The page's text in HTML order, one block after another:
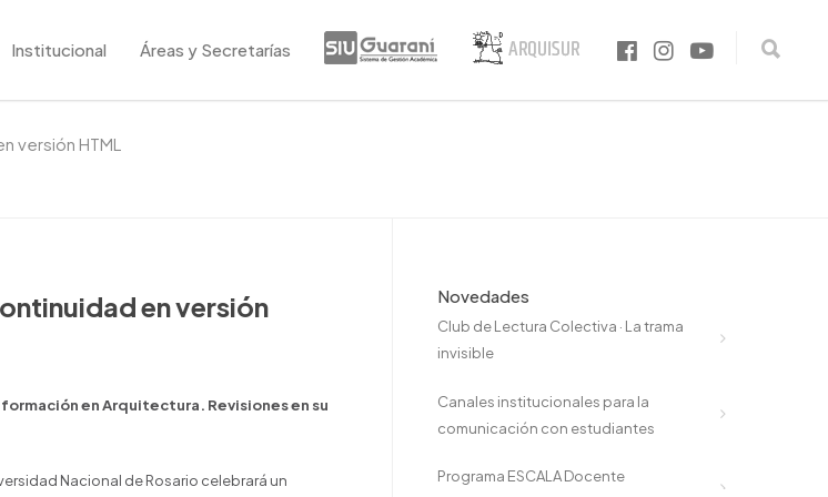
Institucional Áreas y Secretarías
versión HTML
en versión
formación en Arquitectura. Revisiones en su
Nacional de Rosario celebrará un
Novedades
Club de Lectura Colectiva · La trama
invisible
Canales institucionales para la
comunicación con estudiantes
Programa ESCALA Docente